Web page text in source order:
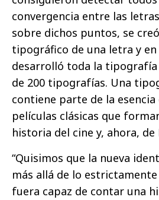
convergencia entre las
sobre dichos puntos, se
tipográfico de una letra y en
desarrolló toda la
de 200 tipografías. Una
contiene parte de la esencia
películas clásicas que
historia del cine y, ahora, de
“Quisimos que la nueva
más allá de lo
fuera capaz de contar una